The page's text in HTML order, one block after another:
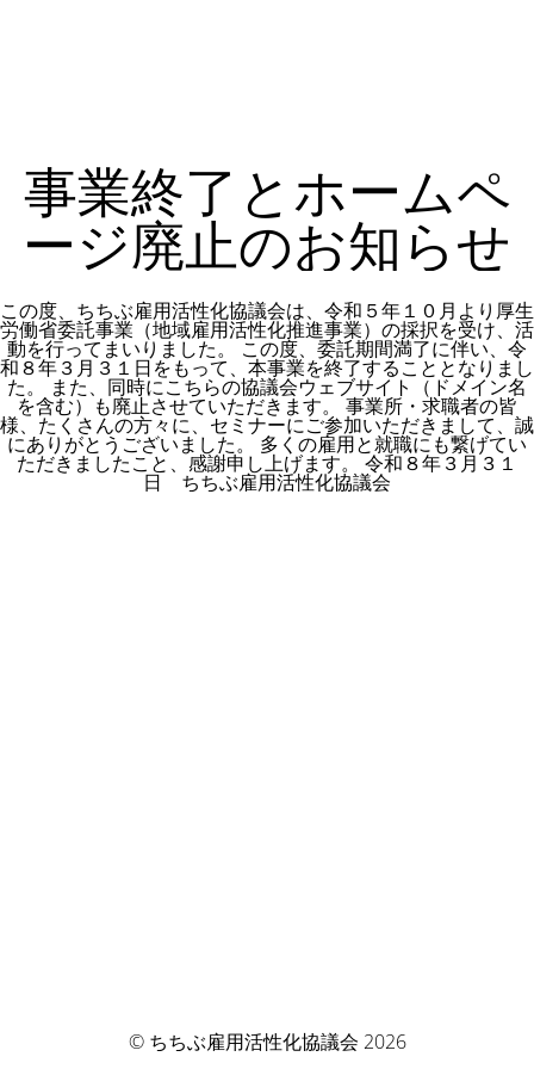
事業終了とホームペ
ージ廃止のお知らせ
この度、ちちぶ雇用活性化協議会は、令和５年１０月より厚生
労働省委託事業（地域雇用活性化推進事業）の採択を受け、活
動を行ってまいりました。 この度、委託期間満了に伴い、令
和８年３月３１日をもって、本事業を終了することとなりまし
た。 また、同時にこちらの協議会ウェブサイト（ドメイン名
を含む）も廃止させていただきます。 事業所・求職者の皆
様、たくさんの方々に、セミナーにご参加いただきまして、誠
にありがとうございました。 多くの雇用と就職にも繋げてい
ただきましたこと、感謝申し上げます。 令和８年３月３１
日 ちちぶ雇用活性化協議会
© ちちぶ雇用活性化協議会 2026